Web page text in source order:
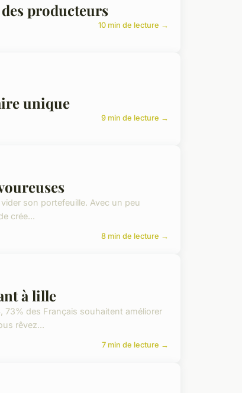
producteurs
10 min de lecture →
unique
9 min de lecture →
son portefeuille. Avec un peu
crée...
8 min de lecture →
à lille
73% des Français souhaitent améliorer
rêvez...
7 min de lecture →